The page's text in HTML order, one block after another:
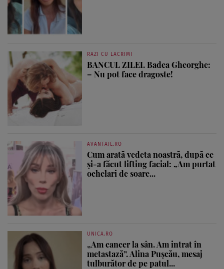
RAZI CU LACRIMI
BANCUL ZILEI. Badea Gheorghe:
– Nu pot face dragoste!
AVANTAJE.RO
Cum arată vedeta noastră, după ce
și-a făcut lifting facial: „Am purtat
ochelari de soare...
UNICA.RO
„Am cancer la sân. Am intrat în
metastază”. Alina Pușcău, mesaj
tulburător de pe patul...